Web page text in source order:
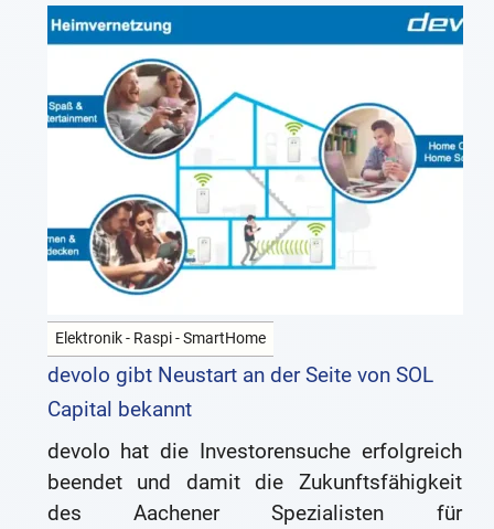
Elektronik - Raspi - SmartHome
devolo gibt Neustart an der Seite von SOL
Capital bekannt
devolo hat die Investorensuche erfolgreich
beendet und damit die Zukunftsfähigkeit
des Aachener Spezialisten für